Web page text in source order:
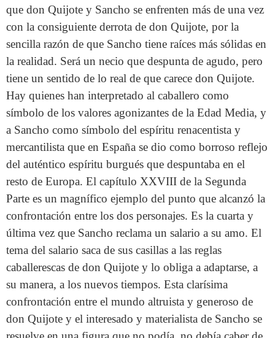
que don Quijote y Sancho se enfrenten más de una vez
con la consiguiente derrota de don Quijote, por la
sencilla razón de que Sancho tiene raíces más sólidas en
la realidad. Será un necio que despunta de agudo, pero
tiene un sentido de lo real de que carece don Quijote.
Hay quienes han interpretado al caballero como
símbolo de los valores agonizantes de la Edad Media, y
a Sancho como símbolo del espíritu renacentista y
mercantilista que en España se dio como borroso reflejo
del auténtico espíritu burgués que despuntaba en el
resto de Europa. El capítulo XXVIII de la Segunda
Parte es un magnífico ejemplo del punto que alcanzó la
confrontación entre los dos personajes. Es la cuarta y
última vez que Sancho reclama un salario a su amo. El
tema del salario saca de sus casillas a las reglas
caballerescas de don Quijote y lo obliga a adaptarse, a
su manera, a los nuevos tiempos. Esta clarísima
confrontación entre el mundo altruista y generoso de
don Quijote y el interesado y materialista de Sancho se